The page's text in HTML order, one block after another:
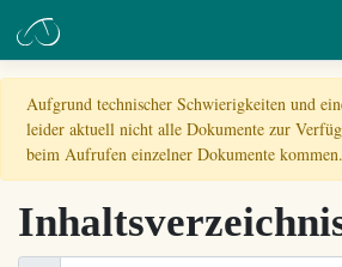
Aufgrund technischer Schwierigkeiten und
leider aktuell nicht alle Dokumente zur
beim Aufrufen einzelner Dokumente kommen.